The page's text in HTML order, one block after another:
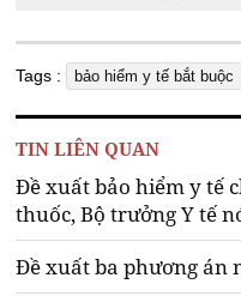
Tags : bảo hiểm y tế bắt buộc
TIN LIÊN QUAN
Đề xuất bảo hiểm y tế
thuốc, Bộ trưởng Y tế
Đề xuất ba phương án